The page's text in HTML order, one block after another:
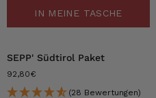
IN MEINE TASCHE
SEPP' Südtirol Paket
92,80€
(28 Bewertungen)